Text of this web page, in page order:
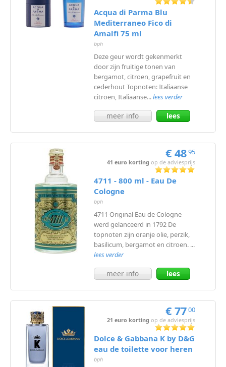
Acqua di Parma Blu
Mediterraneo Fico di
Amalfi 75 ml
bph
Deze geur wordt gekenmerkt
door zijn fruitige tonen van
bergamot, citroen, grapefruit en
cederhout Topnoten: Italiaanse
citroen, Italiaanse...lees verder
meer info
lees
€ 4895
41 euro korting op de adviesprijs
4711 - 800 ml - Eau De
Cologne
bph
4711 Original Eau de Cologne
werd gelanceerd in 1792 De
topnoten zijn oranje olie, perzik,
basilicum, bergamot en citroen. ...
lees verder
meer info
lees
€ 7700
21 euro korting op de adviesprijs
Dolce & Gabbana K by D&G
eau de toilette voor heren
bph